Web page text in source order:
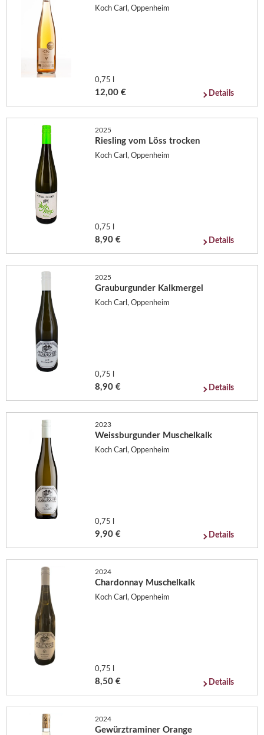
Koch Carl, Oppenheim
0,75 l
12,00 € Details
2025
Riesling vom Löss trocken
Koch Carl, Oppenheim
0,75 l
8,90 € Details
2025
Grauburgunder Kalkmergel
Koch Carl, Oppenheim
0,75 l
8,90 € Details
2023
Weissburgunder Muschelkalk
Koch Carl, Oppenheim
0,75 l
9,90 € Details
2024
Chardonnay Muschelkalk
Koch Carl, Oppenheim
0,75 l
8,50 € Details
2024
Gewürztraminer Orange